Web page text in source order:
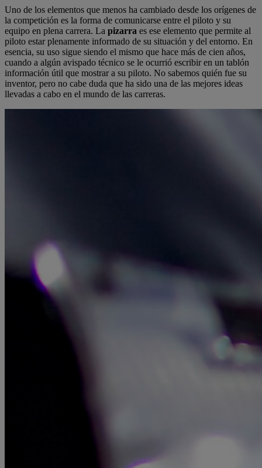
Uno de los elementos que menos ha cambiado desde los orígenes de
la competición es la forma de comunicarse entre el piloto y su
equipo en plena carrera. La pizarra es ese elemento que permite al
piloto estar plenamente informado de su situación y del entorno. En
esencia, su uso sigue siendo el mismo que hace más de cien años,
cuando a algún avispado técnico se le ocurrió escribir en un tablón
información útil que mostrar a su piloto. No sabemos quién fue su
inventor, pero no cabe duda que ha sido una de las mejores ideas
llevadas a cabo en el mundo de las carreras.